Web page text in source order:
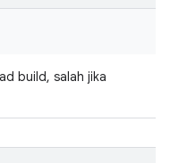
build, salah jika